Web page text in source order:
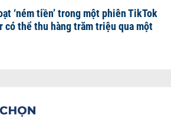
‘ném tiền’ trong một phiên TikTok
có thể thu hàng trăm triệu qua một